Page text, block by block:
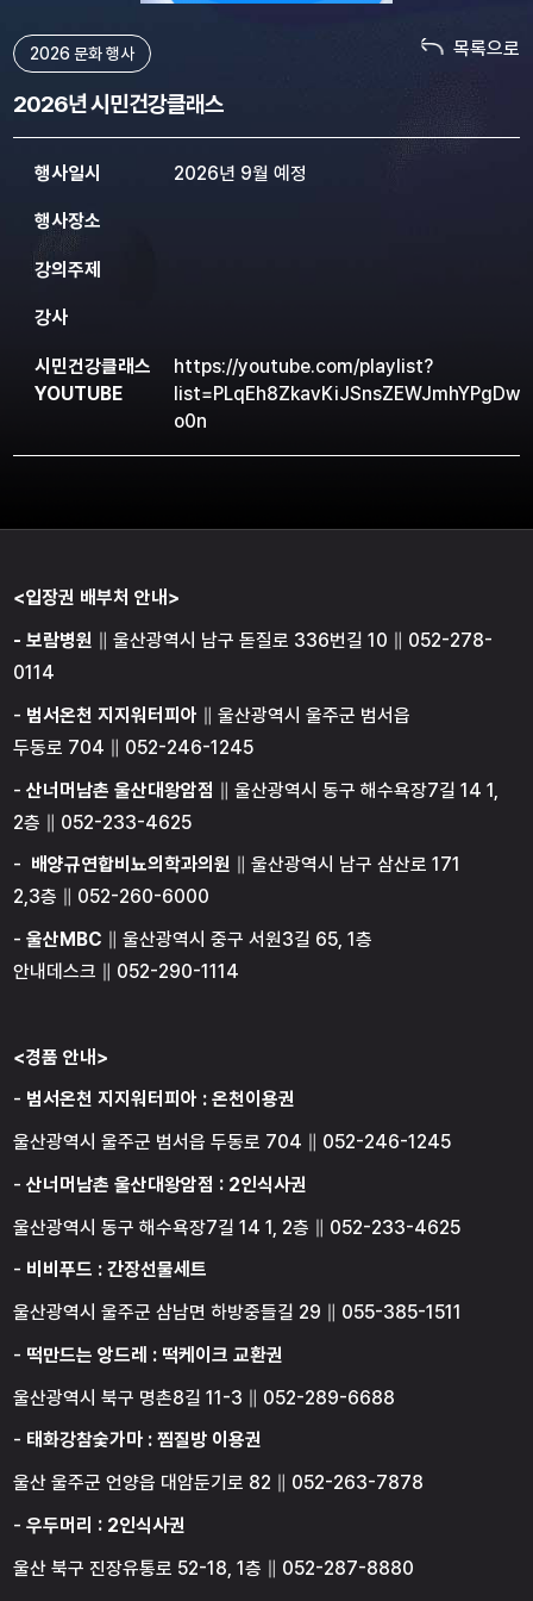
2026 문화 행사
2026년 시민건강클래스
행사일시 2026년 9월 예정
행사장소
강의주제
강사
시민건강클래스
YOUTUBE
https://youtube.com/playlist?
o0n
목록으로
<입장권 배부처 안내>
- 보람병원 ∥ 울산광역시 남구 돋질로 336번길 10 ∥ 052-278-
0114
- 범서온천 지지워터피아 ∥ 울산광역시 울주군 범서읍
두동로 704 ∥ 052-246-1245
- 산너머남촌 울산대왕암점 ∥ 울산광역시 동구 해수욕장7길 14 1,
2층 ∥ 052-233-4625
- 배양규연합비뇨의학과의원 ∥ 울산광역시 남구 삼산로 171
2,3층 ∥ 052-260-6000
- 울산MBC ∥ 울산광역시 중구 서원3길 65, 1층
안내데스크 ∥ 052-290-1114
<경품 안내>
- 범서온천 지지워터피아 : 온천이용권
울산광역시 울주군 범서읍 두동로 704 ∥ 052-246-1245
-산너머남촌 울산대왕암점 : 2인식사권
울산광역시 동구 해수욕장7길 14 1, 2층 ∥ 052-233-4625
- 비비푸드 : 간장선물세트
울산광역시 울주군 삼남면 하방중들길 29 ∥ 055-385-1511
- 떡만드는 앙드레 : 떡케이크 교환권
울산광역시 북구 명촌8길 11-3 ∥ 052-289-6688
- 태화강참숯가마 : 찜질방 이용권
울산 울주군 언양읍 대암둔기로 82 ∥ 052-263-7878
-우두머리 : 2인식사권
울산 북구 진장유통로 52-18, 1층 ∥ 052-287-8880